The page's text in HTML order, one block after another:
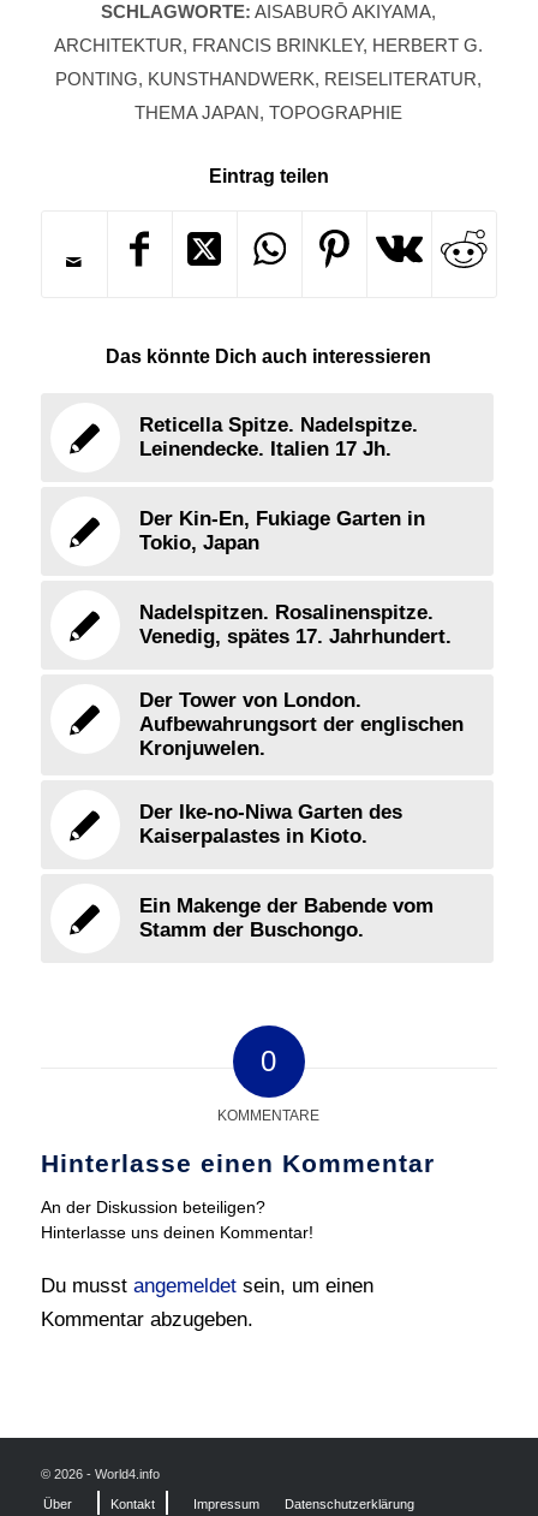
SCHLAGWORTE: AISABURŌ AKIYAMA,
ARCHITEKTUR, FRANCIS BRINKLEY, HERBERT G.
PONTING, KUNSTHANDWERK, REISELITERATUR,
THEMA JAPAN,TOPOGRAPHIE
Eintrag teilen
Das könnte Dich auch interessieren
Reticella Spitze. Nadelspitze.
Leinendecke. Italien 17 Jh.
Der Kin-En, Fukiage Garten in
Tokio, Japan
Nadelspitzen. Rosalinenspitze.
Venedig, spätes 17. Jahrhundert.
Der Tower von London.
Aufbewahrungsort der englischen
Kronjuwelen.
Der Ike-no-Niwa Garten des
Kaiserpalastes in Kioto.
Ein Makenge der Babende vom
Stamm der Buschongo.
0
KOMMENTARE
Hinterlasse einen Kommentar
An der Diskussion beteiligen?
Hinterlasse uns deinen Kommentar!
Du musst angemeldetsein, um einen
Kommentar abzugeben.
© 2026 - World4.info
Über Kontakt Impressum Datenschutzerklärung